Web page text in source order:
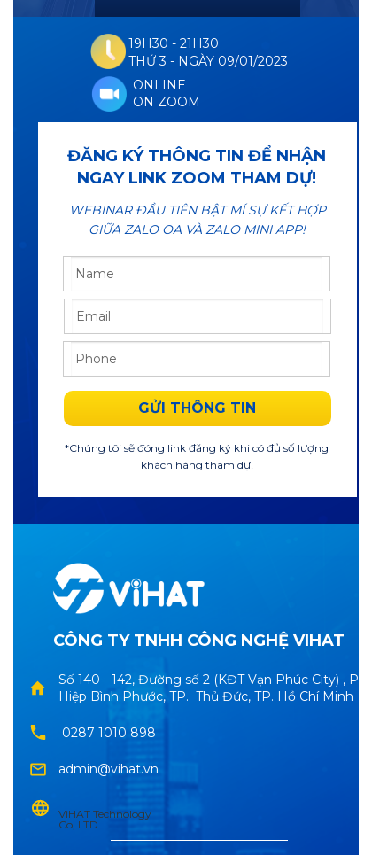
ĐĂNG KÝ THÔNG TIN ĐỂ NHẬN
NGAY LINK ZOOM THAM DỰ!
WEBINAR ĐẦU TIÊN BẬT MÍ SỰ KẾT HỢP
GIỮA ZALO OA VÀ ZALO MINI APP!
*Chúng tôi sẽ đóng link đăng ký khi có đủ số lượng
khách hàng tham dự!
GỬI THÔNG TIN
19H30 - 21H30
THỨ 3 - NGÀY 09/01/2023
ONLINE
ON ZOOM
CÔNG TY TNHH CÔNG NGHỆ VIHAT
0287 1010 898
admin@vihat.vn
ViHAT Technology
Co,.LTD
Số 140 - 142, Đường số 2 (KĐT Vạn Phúc City) , P.
Hiệp Bình Phước, TP. Thủ Đức, TP. Hồ Chí Minh